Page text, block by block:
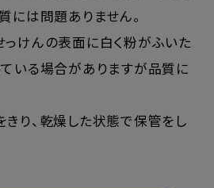
には問題ありません。
けんの表面に白く粉がふいた
いる場合がありますが品質に
り、乾燥した状態で保管をし